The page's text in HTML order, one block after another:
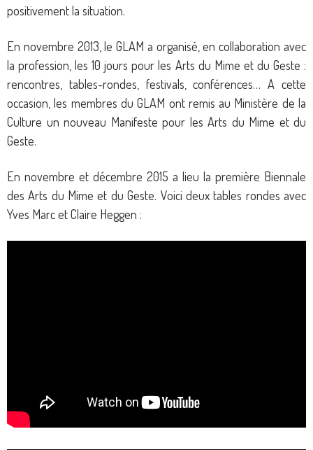
positivement la situation.
En novembre 2013, le GLAM a organisé, en collaboration avec
la profession, les 10 jours pour les Arts du Mime et du Geste :
rencontres, tables-rondes, festivals, conférences… A cette
occasion, les membres du GLAM ont remis au Ministère de la
Culture un nouveau Manifeste pour les Arts du Mime et du
Geste.
En novembre et décembre 2015 a lieu la première Biennale
des Arts du Mime et du Geste. Voici deux tables rondes avec
Yves Marc et Claire Heggen :